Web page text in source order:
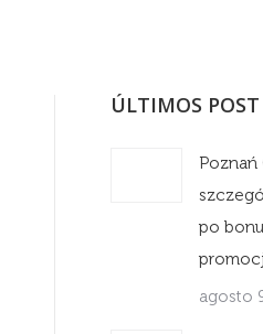
ÚLTIMOS POST
Poznań
po
agosto